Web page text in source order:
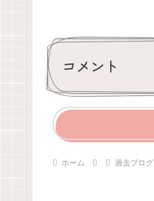
コメント
ホーム 過去ブログ